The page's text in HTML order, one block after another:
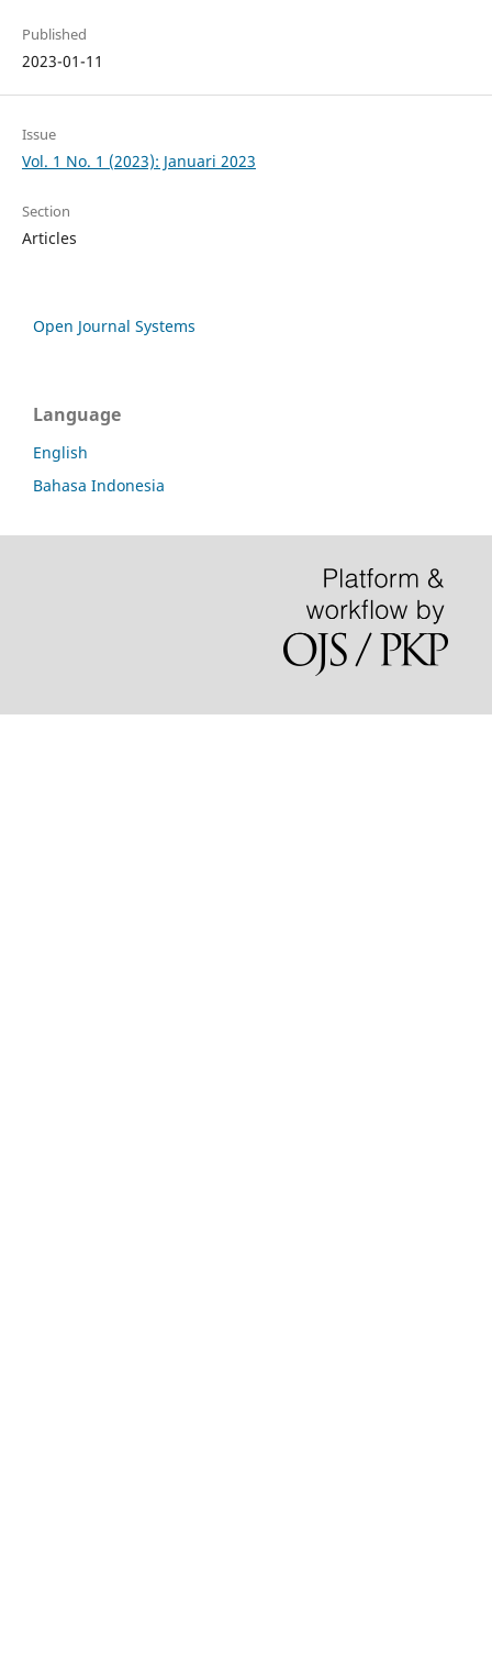
Published
2023-01-11
Issue
Vol. 1 No. 1 (2023): Januari 2023
Section
Articles
Open Journal Systems
Language
English
Bahasa Indonesia